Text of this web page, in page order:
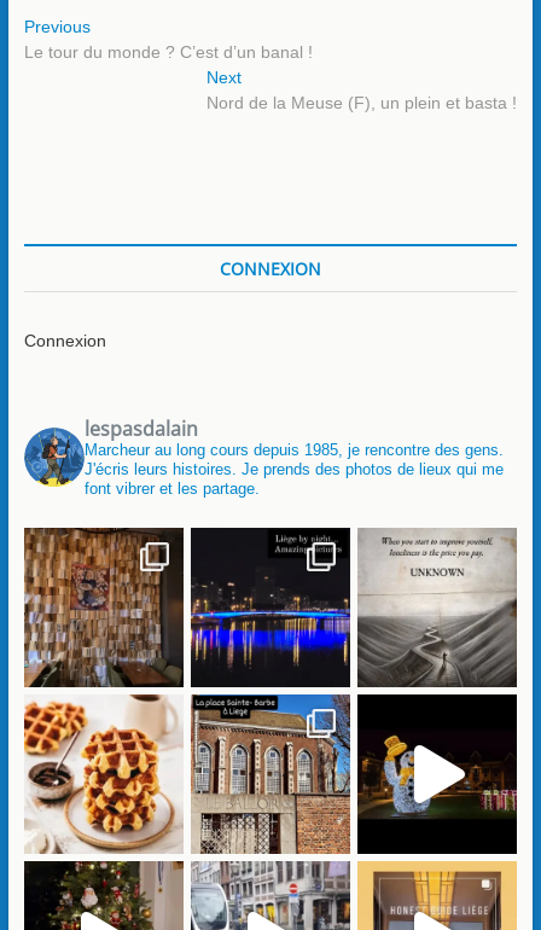
Navigation
de
PreviousPrevious
post:
Le tour du monde ? C’est d’un banal !
NextNext
post:
Nord de la Meuse (F), un plein et basta !
CONNEXION
Connexion
lespasdalain
Marcheur au long cours depuis 1985, je rencontre des gens.
J'écris leurs histoires. Je prends des photos de lieux qui me
font vibrer et les partage.